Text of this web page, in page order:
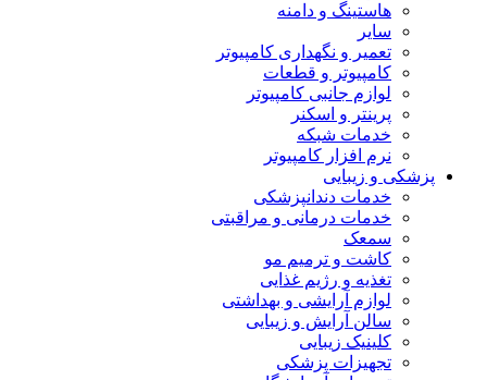
هاستینگ و دامنه
سایر
تعمیر و نگهداری کامپیوتر
کامپیوتر و قطعات
لوازم جانبی کامپیوتر
پرینتر و اسکنر
خدمات شبکه
نرم افزار کامپیوتر
پزشکی و زیبایی
خدمات دندانپزشکی
خدمات درمانی و مراقبتی
سمعک
کاشت و ترمیم مو
تغذیه و رژیم غذایی
لوازم آرایشی و بهداشتی
سالن آرایش و زیبایی
کلینیک زیبایی
تجهیزات پزشکی